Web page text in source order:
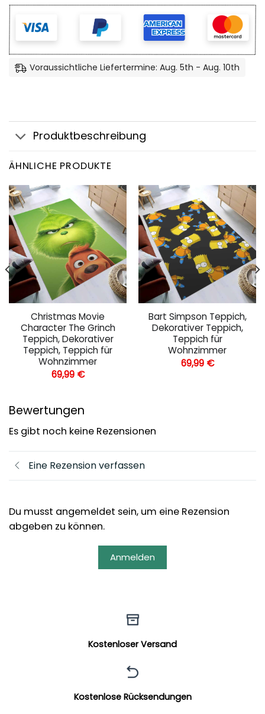
Voraussichtliche Liefertermine: Aug. 5th - Aug. 10th
Produktbeschreibung
ÄHNLICHE PRODUKTE
Christmas Movie
Character The Grinch
Teppich, Dekorativer
Teppich, Teppich für
Wohnzimmer
69,99 €
Bart Simpson Teppich,
Dekorativer Teppich,
Teppich für
Wohnzimmer
69,99 €
Bewertungen
Es gibt noch keine Rezensionen
Eine Rezension verfassen
Du musst angemeldet sein, um eine Rezension
abgeben zu können.
Anmelden
Kostenloser Versand
Kostenlose Rücksendungen